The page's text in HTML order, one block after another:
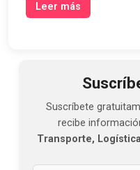
Leer más
Suscríbete
recibe
Transporte,